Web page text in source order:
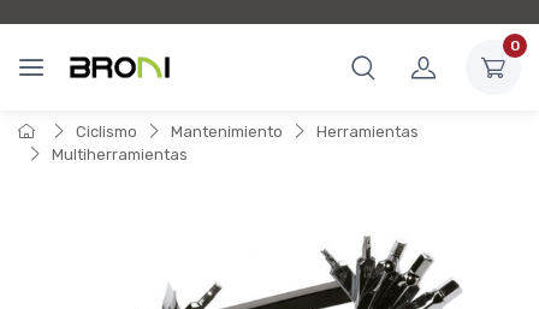
0
Ciclismo Mantenimiento
Herramientas
Multiherramientas